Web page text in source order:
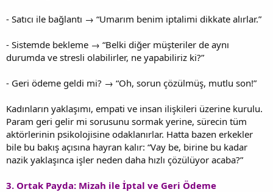
- Satıcı ile bağlantı → “Umarım benim iptalimi dikkate alırlar.”
- Sistemde bekleme → “Belki diğer müşteriler de aynı
durumda ve stresli olabilirler, ne yapabiliriz ki?”
- Geri ödeme geldi mi? → “Oh, sorun çözülmüş, mutlu son!”
Kadınların yaklaşımı, empati ve insan ilişkileri üzerine kurulu.
Param geri gelir mi sorusunu sormak yerine, sürecin tüm
aktörlerinin psikolojisine odaklanırlar. Hatta bazen erkekler
bile bu bakış açısına hayran kalır: “Vay be, birine bu kadar
nazik yaklaşınca işler neden daha hızlı çözülüyor acaba?”
3. Ortak Payda: Mizah ile İptal ve Geri Ödeme